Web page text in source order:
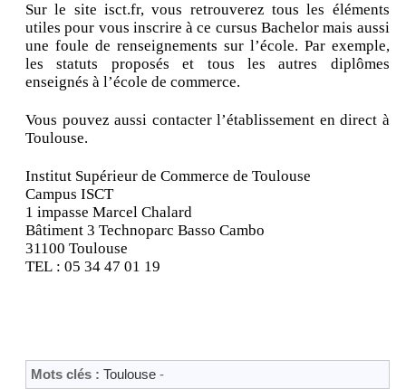
Sur le site isct.fr, vous retrouverez tous les éléments
utiles pour vous inscrire à ce cursus Bachelor mais aussi
une foule de renseignements sur l’école. Par exemple,
les statuts proposés et tous les autres diplômes
enseignés à l’école de commerce.
Vous pouvez aussi contacter l’établissement en direct à
Toulouse.
Institut Supérieur de Commerce de Toulouse
Campus ISCT
1 impasse Marcel Chalard
Bâtiment 3 Technoparc Basso Cambo
31100 Toulouse
TEL : 05 34 47 01 19
Mots clés : Toulouse -